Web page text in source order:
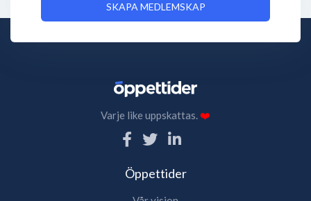
SKAPA MEDLEMSKAP
Varje like uppskattas.❤️
Öppettider